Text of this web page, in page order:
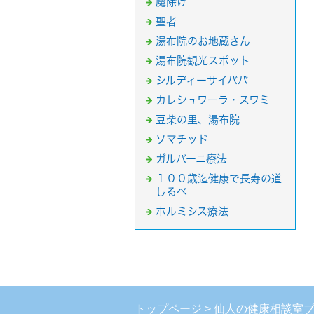
聖者
湯布院のお地蔵さん
湯布院観光スポット
シルディーサイババ
カレシュワーラ・スワミ
豆柴の里、湯布院
ソマチッド
ガルバーニ療法
１００歳迄健康で長寿の道
しるべ
ホルミシス療法
トップページ 仙人の健康相談室